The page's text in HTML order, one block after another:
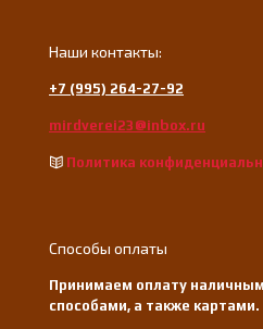
Наши контакты:
+7 (995) 264-27-92
mirdverei23@inbox.ru
Политика
Способы оплаты
Принимаем оплату
способами, а также картами.